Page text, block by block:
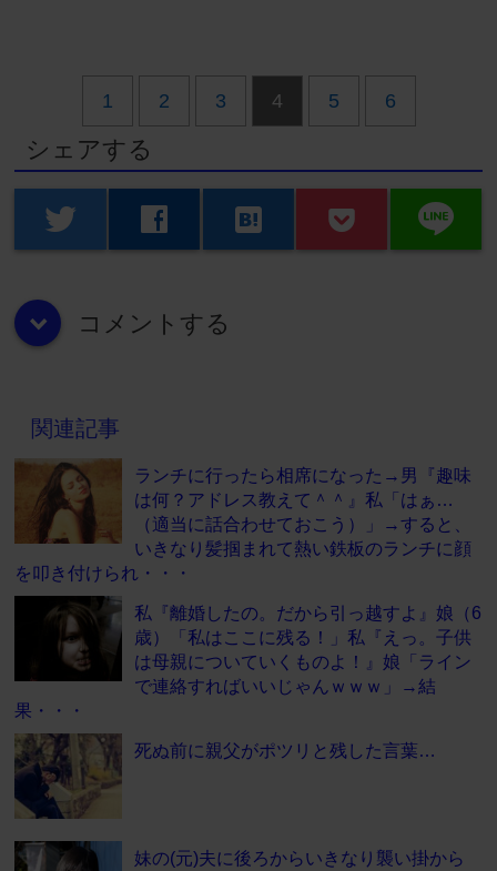
1 2 3 4 5 6
シェアする
twitter facebook hatenabookmark line
down コメントする
関連記事
ランチに行ったら相席になった→男『趣味
は何？アドレス教えて＾＾』私「はぁ…
（適当に話合わせておこう）」→すると、
いきなり髪掴まれて熱い鉄板のランチに顔
を叩き付けられ・・・
私『離婚したの。だから引っ越すよ』娘（6
歳）「私はここに残る！」私『えっ。子供
は母親についていくものよ！』娘「ライン
で連絡すればいいじゃんｗｗｗ」→結
果・・・
死ぬ前に親父がポツリと残した言葉…
妹の(元)夫に後ろからいきなり襲い掛から